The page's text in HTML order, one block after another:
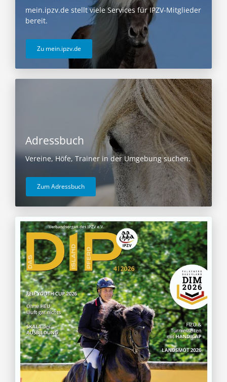
mein.ipzv.de stellt viele Services für IPZV-Mitglieder
bereit.
Zu mein.ipzv.de
Adressbuch
Vereine, Höfe, Trainer in der Umgebung suchen.
Zum Adressbuch